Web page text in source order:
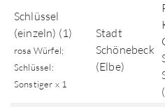
Schlüssel
(einzeln) (1)
rosa Würfel;
Schlüssel:
Sonstiger x 1
Stadt
Schönebeck
(Elbe)